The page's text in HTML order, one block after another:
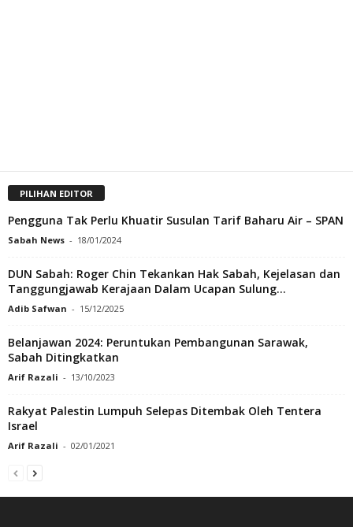
PILIHAN EDITOR
Pengguna Tak Perlu Khuatir Susulan Tarif Baharu Air – SPAN
Sabah News - 18/01/2024
DUN Sabah: Roger Chin Tekankan Hak Sabah, Kejelasan dan
Tanggungjawab Kerajaan Dalam Ucapan Sulung...
Adib Safwan - 15/12/2025
Belanjawan 2024: Peruntukan Pembangunan Sarawak,
Sabah Ditingkatkan
Arif Razali - 13/10/2023
Rakyat Palestin Lumpuh Selepas Ditembak Oleh Tentera
Israel
Arif Razali - 02/01/2021